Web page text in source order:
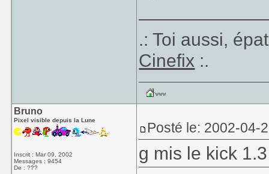
.: Toi aussi,
Cinefix :.
Bruno
Pixel visible depuis la Lune
Inscrit : Mar 09, 2002
Messages : 9454
De : ???
Posté le: 2002-04-
g mis le kick